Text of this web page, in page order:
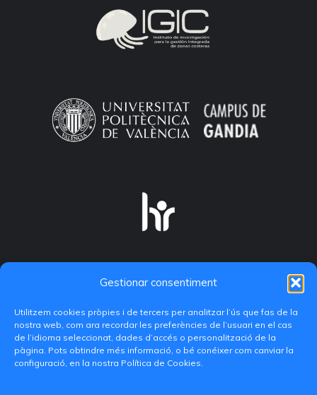
Gestionar consentiment
Utilitzem cookies pròpies i de tercers per analitzar l’ús que fas de la
nostra web, com ara recordar les preferències de l’usuari en el cas
de l’idioma seleccionat, dades d’accés o personalització de la
pàgina. Pots obtindre més informació, o bé conéixer com canviar la
configuració, en la nostra Política de Cookies.
C/ Paranimf, 1 - 46730 Grau de Gandia